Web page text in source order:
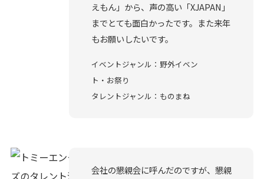
えもん」から、声の高い「XJAPAN」
までとても面白かったです。また来年
もお願いしたいです。
イベントジャンル：野外イベン
ト・お祭り
タレントジャンル：ものまね
会社の懇親会に呼んだのですが、懇親